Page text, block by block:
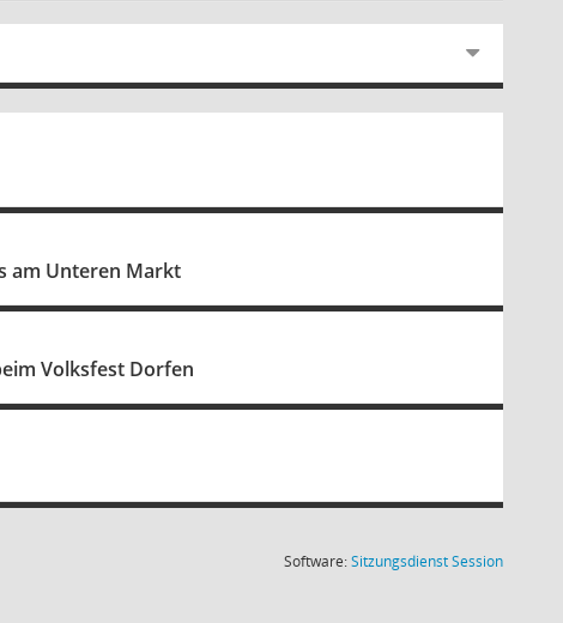
am Unteren Markt
Volksfest Dorfen
Software:SitzungsdienstSession(Wird in